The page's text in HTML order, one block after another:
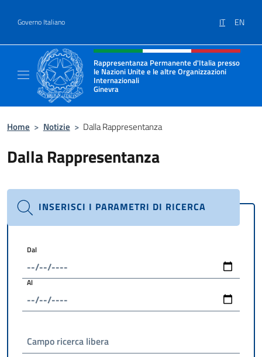
Governo Italiano IT EN
Intestazione sito, social e menù
Rappresentanza Permanente d'Italia presso
le Nazioni Unite e le altre Organizzazioni
Internazionali
Ginevra
Il sito ufficiale della Rappresentanza Onu
Home > Notizie > Dalla Rappresentanza
Dalla Rappresentanza
INSERISCI I PARAMETRI DI RICERCA
Dal
Al
Campo ricerca libera